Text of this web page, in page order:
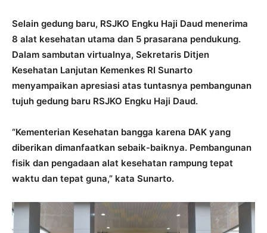
Selain gedung baru, RSJKO Engku Haji Daud menerima
8 alat kesehatan utama dan 5 prasarana pendukung.
Dalam sambutan virtualnya, Sekretaris Ditjen
Kesehatan Lanjutan Kemenkes RI Sunarto
menyampaikan apresiasi atas tuntasnya pembangunan
tujuh gedung baru RSJKO Engku Haji Daud.
“Kementerian Kesehatan bangga karena DAK yang
diberikan dimanfaatkan sebaik-baiknya. Pembangunan
fisik dan pengadaan alat kesehatan rampung tepat
waktu dan tepat guna,” kata Sunarto.